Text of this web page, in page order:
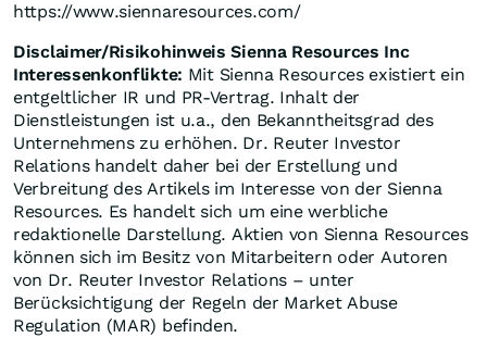
https://www.siennaresources.com/
Disclaimer/Risikohinweis Sienna Resources Inc
Interessenkonflikte: Mit Sienna Resources existiert ein
entgeltlicher IR und PR-Vertrag. Inhalt der
Dienstleistungen ist u.a., den Bekanntheitsgrad des
Unternehmens zu erhöhen. Dr. Reuter Investor
Relations handelt daher bei der Erstellung und
Verbreitung des Artikels im Interesse von der Sienna
Resources. Es handelt sich um eine werbliche
redaktionelle Darstellung. Aktien von Sienna Resources
können sich im Besitz von Mitarbeitern oder Autoren
von Dr. Reuter Investor Relations – unter
Berücksichtigung der Regeln der Market Abuse
Regulation (MAR) befinden.